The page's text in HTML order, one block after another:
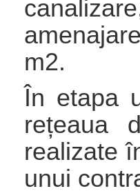
m2.
În etapa
rețeaua
realizate
unui